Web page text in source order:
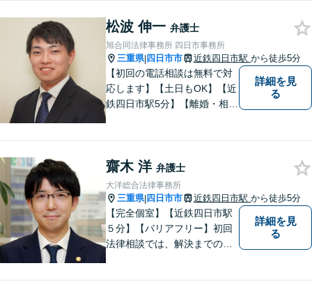
（使用者側）／交通事故／相
続問題など、幅広く対応。お
気軽にご相談ください。
松波 伸一 弁護士
旭合同法律事務所 四日市事務所
三重県| 四日市市 近鉄四日市駅 から徒歩5分
【初回の電話相談は無料で対
応します】【土日もOK】【近
鉄四日市駅5分】【離婚・相続
刑事事件全般】双方ともに納
得する解決を目指します【交
通事故】示談金の増額に向け
尽力
詳細を見
る
齋木 洋 弁護士
大洋総合法律事務所
三重県| 四日市市 近鉄四日市駅 から徒歩5分
【完全個室】【近鉄四日市駅
５分】【バリアフリー】初回
法律相談では、解決までの流
詳細を見
る